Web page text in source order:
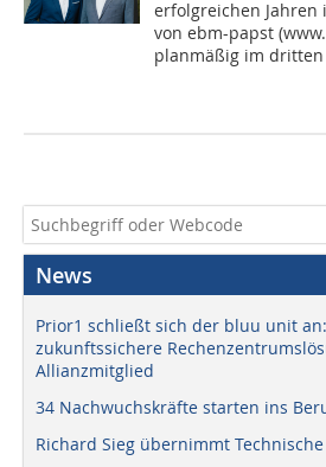
erfolgreichen Jahren
von ebm-papst
planmäßig im
News
Prior1 schließt sich der bluu unit
zukunftssichere
Allianzmitglied
34 Nachwuchskräfte starten ins
Richard Sieg übernimmt